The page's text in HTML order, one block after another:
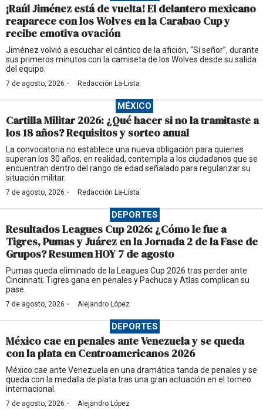
¡Raúl Jiménez está de vuelta! El delantero mexicano
reaparece con los Wolves en la Carabao Cup y
recibe emotiva ovación
Jiménez volvió a escuchar el cántico de la afición, “Sí señor”, durante
sus primeros minutos con la camiseta de los Wolves desde su salida
del equipo.
7 de agosto, 2026 · Redacción La-Lista
MÉXICO
Cartilla Militar 2026: ¿Qué hacer si no la tramitaste a
los 18 años? Requisitos y sorteo anual
La convocatoria no establece una nueva obligación para quienes
superan los 30 años, en realidad, contempla a los ciudadanos que se
encuentran dentro del rango de edad señalado para regularizar su
situación militar.
7 de agosto, 2026 · Redacción La-Lista
DEPORTES
Resultados Leagues Cup 2026: ¿Cómo le fue a
Tigres, Pumas y Juárez en la Jornada 2 de la Fase de
Grupos? Resumen HOY 7 de agosto
Pumas queda eliminado de la Leagues Cup 2026 tras perder ante
Cincinnati; Tigres gana en penales y Pachuca y Atlas complican su
pase.
7 de agosto, 2026 · Alejandro López
DEPORTES
México cae en penales ante Venezuela y se queda
con la plata en Centroamericanos 2026
México cae ante Venezuela en una dramática tanda de penales y se
queda con la medalla de plata tras una gran actuación en el torneo
internacional.
7 de agosto, 2026 · Alejandro López